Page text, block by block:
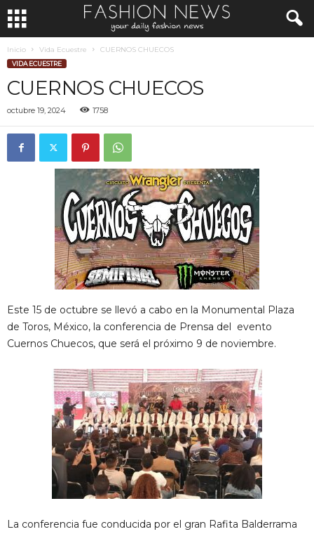
Inicio Vida Ecuestre CUERNOS CHUECOS
VIDA ECUESTRE
CUERNOS CHUECOS
octubre 19, 2024 1758
Este 15 de octubre se llevó a cabo en la Monumental Plaza
de Toros, México, la conferencia de Prensa del evento
Cuernos Chuecos, que será el próximo 9 de noviembre.
La conferencia fue conducida por el gran Rafita Balderrama